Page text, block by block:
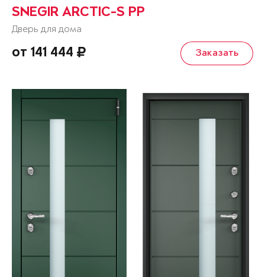
SNEGIR ARCTIC-S PP
Дверь для дома
от 141 444 Заказать